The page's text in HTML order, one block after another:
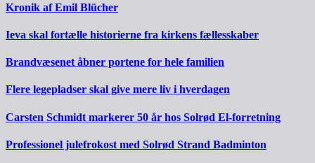
Kronik af Emil Blücher
Ieva skal fortælle historierne fra kirkens fællesskaber
Brandvæsenet åbner portene for hele familien
Flere legepladser skal give mere liv i hverdagen
Carsten Schmidt markerer 50 år hos Solrød El-forretning
Professionel julefrokost med Solrød Strand Badminton